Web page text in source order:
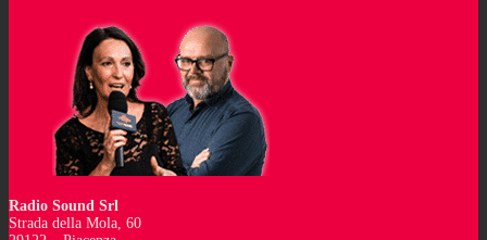
Radio Sound Srl
Strada della Mola, 60